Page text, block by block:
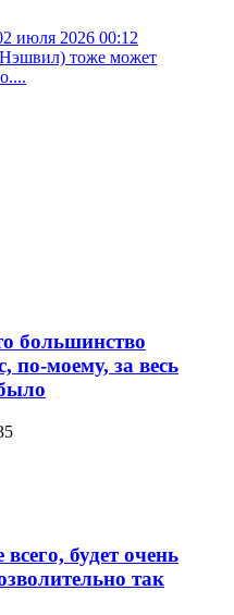
июля 2026 00:12
тоже может
большинство
по-моему, за весь
будет очень
так